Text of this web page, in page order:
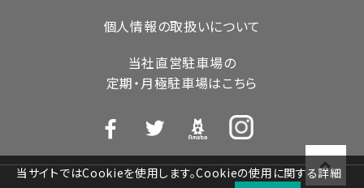
個人情報の取扱いについて
当社直営駐車場の
定期・月極駐車場はこちら
当サイトではCookieを使用します。Cookieの使用に関する詳細